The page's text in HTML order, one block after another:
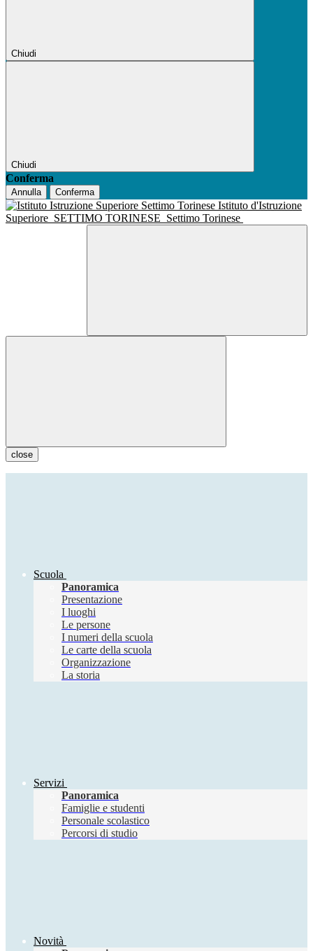
Chiudi
Chiudi
Conferma
Annulla Conferma
Istituto d'Istruzione
Superiore SETTIMO TORINESE Settimo Torinese
close
Scuola
Panoramica
Presentazione
I luoghi
Le persone
I numeri della scuola
Le carte della scuola
Organizzazione
La storia
Servizi
Panoramica
Famiglie e studenti
Personale scolastico
Percorsi di studio
Novità